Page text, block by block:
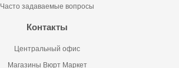
Часто задаваемые вопросы
Контакты
Центральный офис
Магазины Вюрт Маркет